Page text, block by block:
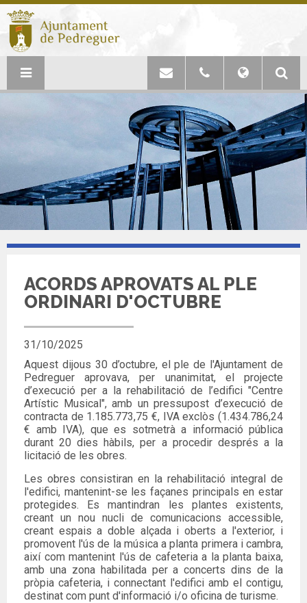
ACORDS APROVATS AL PLE
ORDINARI D'OCTUBRE
31/10/2025
Aquest dijous 30 d’octubre, el ple de l'Ajuntament de
Pedreguer aprovava, per unanimitat, el projecte
d’execució per a la rehabilitació de l’edifici "Centre
Artístic Musical",amb un pressupost d’execució de
contracta de 1.185.773,75 €, IVA exclòs (1.434.786,24
€ amb IVA), que es sotmetrà a informació pública
durant 20 dies hàbils, per a procedir després a la
licitació de les obres.
Les obres consistiran en la rehabilitació integral de
l'edifici, mantenint-se les façanes principals en estar
protegides. Es mantindran les plantes existents,
creant un nou nucli de comunicacions accessible,
creant espais a doble alçada i oberts a l'exterior, i
promovent l'ús de la música a planta primera i cambra,
així com mantenint l'ús de cafeteria a la planta baixa,
amb una zona habilitada per a concerts dins de la
pròpia cafeteria, i connectant l'edifici amb el contigu,
destinat com punt d'informació i/o oficina de turisme.